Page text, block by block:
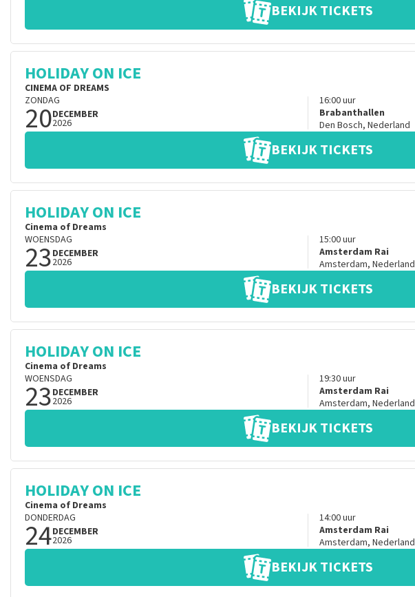
BEKIJK TICKETS
HOLIDAY ON ICE
CINEMA OF DREAMS
ZONDAG
20DECEMBER
2026
16:00uur
Brabanthallen
Den Bosch, Nederland
BEKIJK TICKETS
HOLIDAY ON ICE
Cinema of Dreams
WOENSDAG
23DECEMBER
2026
15:00uur
Amsterdam Rai
Amsterdam, Nederland
BEKIJK TICKETS
HOLIDAY ON ICE
Cinema of Dreams
WOENSDAG
23DECEMBER
2026
19:30uur
Amsterdam Rai
Amsterdam, Nederland
BEKIJK TICKETS
HOLIDAY ON ICE
Cinema of Dreams
DONDERDAG
24DECEMBER
2026
14:00uur
Amsterdam Rai
Amsterdam, Nederland
BEKIJK TICKETS